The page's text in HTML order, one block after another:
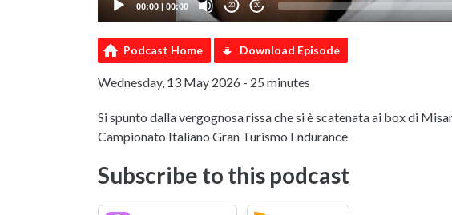
00:00 | 00:00 20 20
Podcast Home Download Episode
Wednesday, 13 May 2026 - 25 minutes
Si spunto dalla vergognosa rissa che si è scatenata ai box di
Campionato Italiano Gran Turismo Endurance
Subscribe to this podcast